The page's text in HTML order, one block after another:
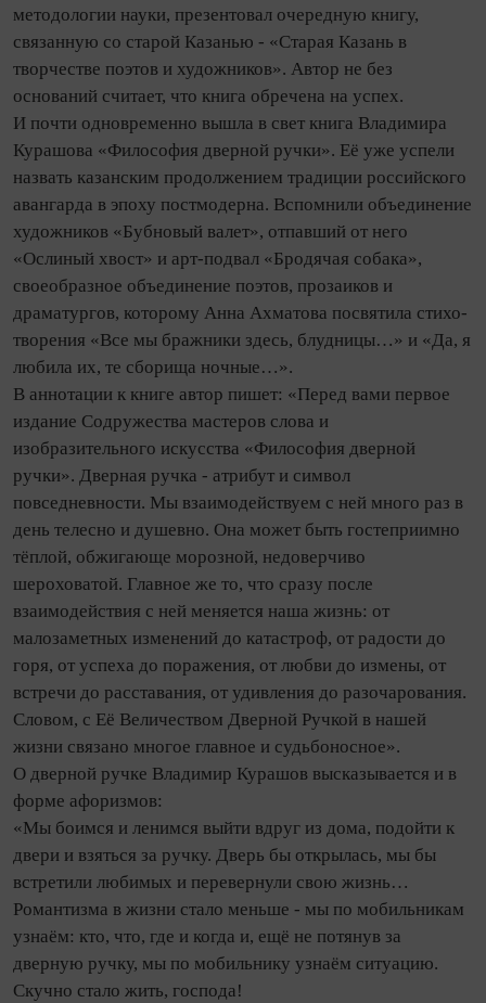
методологии науки, презентовал очередную книгу,
связанную со старой Казанью - «Старая Ка­зань в
творчестве поэтов и художников». Автор не без
оснований считает, что книга обречена на успех.
И почти одновременно вышла в свет книга Владимира
Курашова «Философия дверной ручки». Её уже успели
назвать казанским продолжением традиции российского
авангарда в эпоху постмодерна. Вспомнили объединение
художников «Бубновый валет», отпавший от него
«Ослиный хвост» и арт‑подвал «Бродячая собака»,
своеобразное объединение поэтов, прозаиков и
драматургов, которому Анна Ахматова посвятила сти­хо­
творения «Все мы бражники здесь, блудницы…» и «Да, я
любила их, те сборища ночные…».
В аннотации к книге автор пишет: «Перед вами первое
издание Содружества мастеров слова и
изобразительного искусства «Философия дверной
ручки». Дверная ручка - атрибут и символ
повседневности. Мы взаимодействуем с ней много раз в
день телесно и душевно. Она может быть гостеприимно
тёплой, обжигающе морозной, недоверчиво
шероховатой. Главное же то, что сразу после
взаимодействия с ней меняется наша жизнь: от
малозаметных изменений до катастроф, от радости до
горя, от успеха до поражения, от любви до измены, от
встречи до расставания, от удивления до разочарования.
Словом, с Её Величеством Дверной Ручкой в нашей
жизни связано многое главное и судьбоносное».
О дверной ручке Владимир Курашов высказывается и в
форме афоризмов:
«Мы боимся и ленимся выйти вдруг из дома, подойти к
двери и взяться за ручку. Дверь бы открылась, мы бы
встретили любимых и перевернули свою жизнь…
Романтизма в жизни стало меньше - мы по мобильникам
узнаём: кто, что, где и когда и, ещё не потянув за
дверную ручку, мы по мобильнику узнаём ситуацию.
Скучно стало жить, господа!